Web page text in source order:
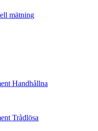
mätning
Handhållna
Trådlösa